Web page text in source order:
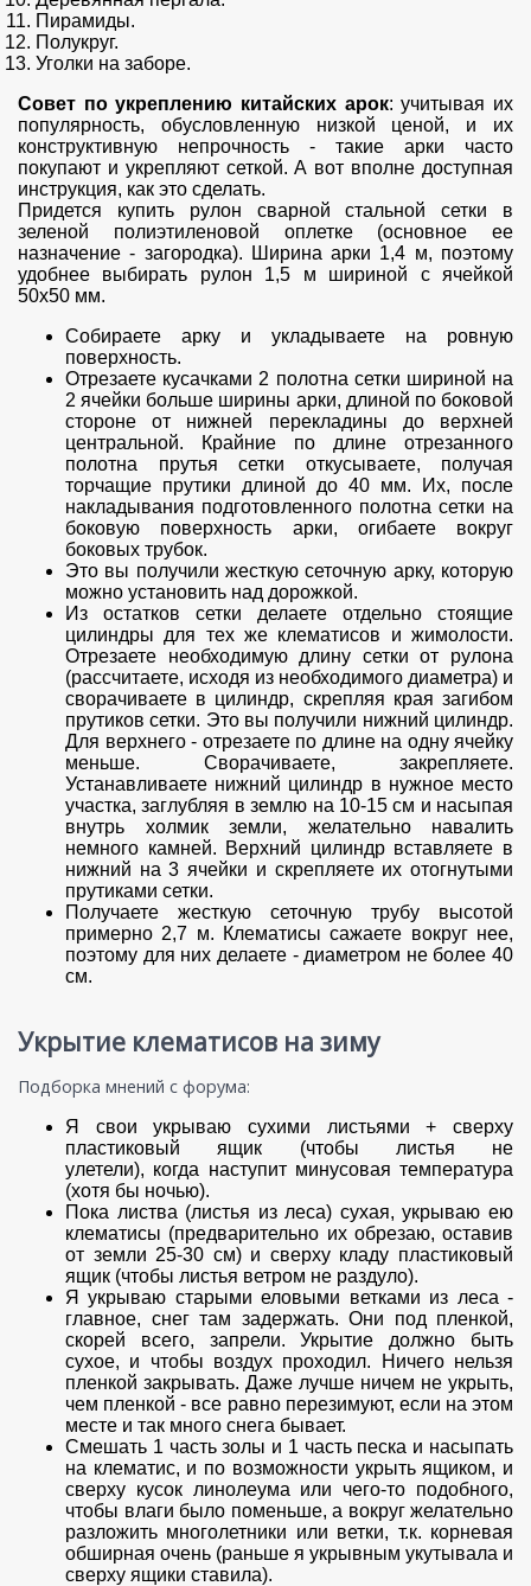
Пирамиды.
Полукруг.
Уголки на заборе.
Совет по укреплению китайских арок: учитывая их
популярность, обусловленную низкой ценой, и их
конструктивную непрочность - такие арки часто
покупают и укрепляют сеткой. А вот вполне доступная
инструкция, как это сделать.
Придется купить рулон сварной стальной сетки в
зеленой полиэтиленовой оплетке (основное ее
назначение - загородка). Ширина арки 1,4 м, поэтому
удобнее выбирать рулон 1,5 м шириной с ячейкой
50х50 мм.
Собираете арку и укладываете на ровную
поверхность.
Отрезаете кусачками 2 полотна сетки шириной на
2 ячейки больше ширины арки, длиной по боковой
стороне от нижней перекладины до верхней
центральной. Крайние по длине отрезанного
полотна прутья сетки откусываете, получая
торчащие прутики длиной до 40 мм. Их, после
накладывания подготовленного полотна сетки на
боковую поверхность арки, огибаете вокруг
боковых трубок.
Это вы получили жесткую сеточную арку, которую
можно установить над дорожкой.
Из остатков сетки делаете отдельно стоящие
цилиндры для тех же клематисов и жимолости.
Отрезаете необходимую длину сетки от рулона
(рассчитаете, исходя из необходимого диаметра) и
сворачиваете в цилиндр, скрепляя края загибом
прутиков сетки. Это вы получили нижний цилиндр.
Для верхнего - отрезаете по длине на одну ячейку
меньше. Сворачиваете, закрепляете.
Устанавливаете нижний цилиндр в нужное место
участка, заглубляя в землю на 10-15 см и насыпая
внутрь холмик земли, желательно навалить
немного камней. Верхний цилиндр вставляете в
нижний на 3 ячейки и скрепляете их отогнутыми
прутиками сетки.
Получаете жесткую сеточную трубу высотой
примерно 2,7 м. Клематисы сажаете вокруг нее,
поэтому для них делаете - диаметром не более 40
см.
Укрытие клематисов на зиму
Подборка мнений с форума:
Я свои укрываю сухими листьями + сверху
пластиковый ящик (чтобы листья не
улетели), когда наступит минусовая температура
(хотя бы ночью).
Пока листва (листья из леса) сухая, укрываю ею
клематисы (предварительно их обрезаю, оставив
от земли 25-30 см) и сверху кладу пластиковый
ящик (чтобы листья ветром не раздуло).
Я укрываю старыми еловыми ветками из леса -
главное, снег там задержать. Они под пленкой,
скорей всего, запрели. Укрытие должно быть
сухое, и чтобы воздух проходил. Ничего нельзя
пленкой закрывать. Даже лучше ничем не укрыть,
чем пленкой - все равно перезимуют, если на этом
месте и так много снега бывает.
Смешать 1 часть золы и 1 часть песка и насыпать
на клематис, и по возможности укрыть ящиком, и
сверху кусок линолеума или чего-то подобного,
чтобы влаги было поменьше, а вокруг желательно
разложить многолетники или ветки, т.к. корневая
обширная очень (раньше я укрывным укутывала и
сверху ящики ставила).